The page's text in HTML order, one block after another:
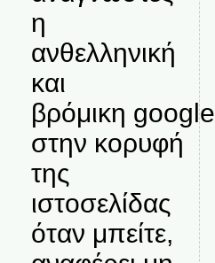
η
ανθελληνική
και
βρόμικη google
στην κορυφή
της
ιστοσελίδας
όταν μπείτε,